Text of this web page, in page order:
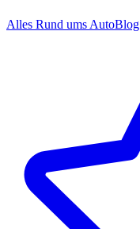
Alles Rund ums AutoBlog